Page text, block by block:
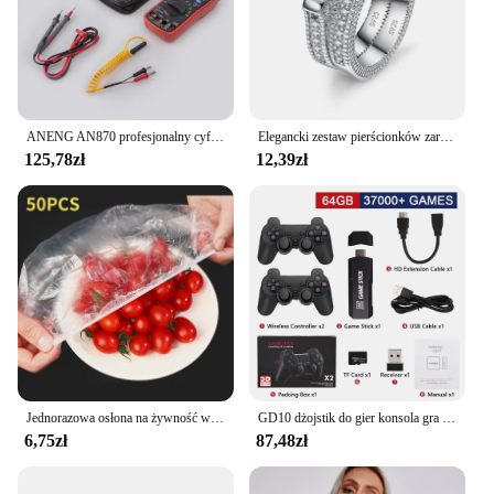
125,78zł
Elegancki zestaw pierścionków zaręczynowych dla par ze srebra próby 925, akcesoria rocznicowe z pełnym błyszczącym cyrkoniowym kamieniem
12,39zł
6,75zł 87,48zł